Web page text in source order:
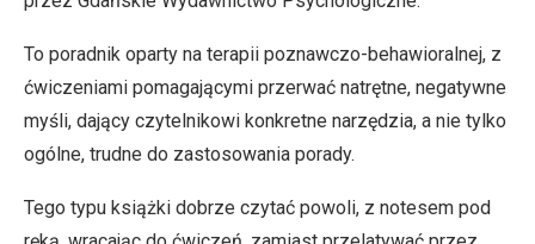
To poradnik oparty na terapii poznawczo-behawioralnej, z
ćwiczeniami pomagającymi przerwać natrętne, negatywne
myśli, dający czytelnikowi konkretne narzędzia, a nie tylko
ogólne, trudne do zastosowania porady.
Tego typu książki dobrze czytać powoli, z notesem pod